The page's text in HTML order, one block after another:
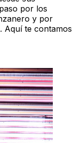
por los
y por
Aquí te contamos